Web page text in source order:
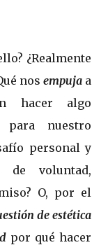
¿Realmente
nos empuja a
hacer algo
nuestro
personal y
de voluntad,
O, por el
de estética
por qué hacer